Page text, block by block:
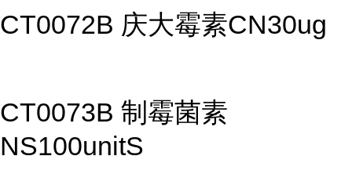
CT0072B 庆大霉素CN30ug
CT0073B 制霉菌素
NS100unitS